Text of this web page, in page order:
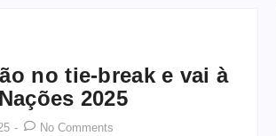
no tie-break e vai à
2025
-
No Comments